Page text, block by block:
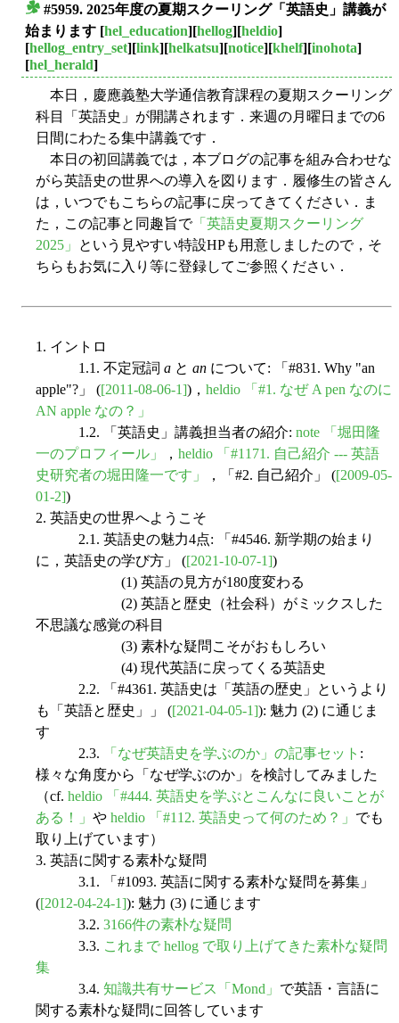
#5959. 2025年度の夏期スクーリング「英語史」講義が
始まります [hel_education][hellog][heldio]
[hellog_entry_set][link][helkatsu][notice][khelf][inohota]
[hel_herald]
本日，慶應義塾大学通信教育課程の夏期スクーリング
科目「英語史」が開講されます．来週の月曜日までの6
日間にわたる集中講義です．
本日の初回講義では，本ブログの記事を組み合わせな
がら英語史の世界への導入を図ります．履修生の皆さん
は，いつでもこちらの記事に戻ってきてください．ま
た，この記事と同趣旨で「英語史夏期スクーリング
2025」
という見やすい特設HPも用意しましたので，そ
ちらもお気に入り等に登録してご参照ください．
1. イントロ
1.1. 不定冠詞 a と an について: 「#831. Why "an
apple"?」 ([2011-08-06-1])， heldio 「#1. なぜ A pen なのに
AN apple なの？」
1.2. 「英語史」講義担当者の紹介: note 「堀田隆
一のプロフィール」
， heldio 「#1171. 自己紹介 --- 英語
史研究者の堀田隆一です」
，「#2. 自己紹介」 ([2009-05-
01-2])
2. 英語史の世界へようこそ
2.1. 英語史の魅力4点: 「#4546. 新学期の始まり
に，英語史の学び方」 ([2021-10-07-1])
(1) 英語の見方が180度変わる
(2) 英語と歴史（社会科）がミックスした
不思議な感覚の科目
(3) 素朴な疑問こそがおもしろい
(4) 現代英語に戻ってくる英語史
2.2. 「#4361. 英語史は「英語の歴史」というより
も「英語と歴史」」 ([2021-04-05-1]): 魅力 (2) に通じま
す
2.3.
「なぜ英語史を学ぶのか」の記事セット :
様々な角度から「なぜ学ぶのか」を検討してみました
（cf. heldio 「#444. 英語史を学ぶとこんなに良いことが
ある！」 や heldio 「#112. 英語史って何のため？」 でも
取り上げています）
3. 英語に関する素朴な疑問
3.1. 「#1093. 英語に関する素朴な疑問を募集」
([2012-04-24-1]): 魅力 (3) に通じます
3.2. 3166件の素朴な疑問
3.3. これまで hellog で取り上げてきた素朴な疑問
集
3.4. 知識共有サービス「Mond」 で英語・言語に
関する素朴な疑問に回答しています